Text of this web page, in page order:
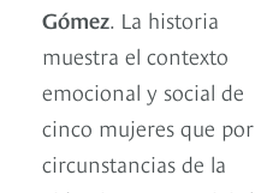
Gómez. La historia
muestra el contexto
emocional y social de
cinco mujeres que por
circunstancias de la